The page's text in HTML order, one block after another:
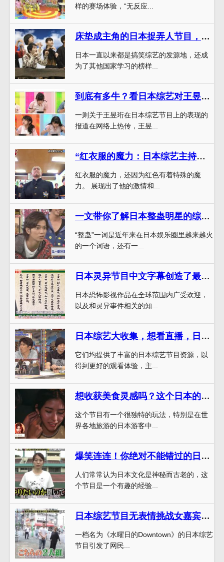
样的赛场体验，“无反应...
床垫成主角的日本捉弄人节目，引领搞笑综艺新潮流
日本一直以来都是搞笑综艺的发源地，还成
为了其他国家学习的榜样...
到底有多牛？看日本综艺对王昱珩的评价，让人大跌眼镜
一则关于王昱珩在日本综艺节目上的表现的
报道在网络上热传，王昱...
“红衣服的魔力：日本综艺主持人的十大经典红上衣” – 探索日本综艺主持人的红色魅力
红衣服的魔力，还因为红色有着特殊的魔
力。 展现出了他的激情和...
一文带你了解日本整蛊明星的综艺节目叫什么，这些节目惊艳无比
“整蛊”一词是近年来在日本娱乐圈里越来越火
的一个词语，还有一...
日本灵异节目中文字幕创造了最经典的惊悚氛围
日本恐怖影视作品在全球范围内广受欢迎，
以及和灵异事件相关的知...
日本综艺大收集，想看直播，日本综艺在哪能看更好的进行操作
它们均提供了丰富的日本综艺节目资源，以
得到更好的观看体验，主...
想收获美食灵感吗？这个日本的一档美食节目叫什么你一定不能错过
这个节目有一个很独特的玩法，特别是在世
界各地旅游的日本游客中...
爆笑连连！你绝对不能错过的日本踩高跷扮鬼节目
人们常常认为日本文化是神秘而古老的，这
个节目是一个有趣的经验...
日本综艺节目无表情挑战女嘉宾名字网上再掀热议
一档名为《水曜日的Downtown》的日本综艺
节目引发了网民...